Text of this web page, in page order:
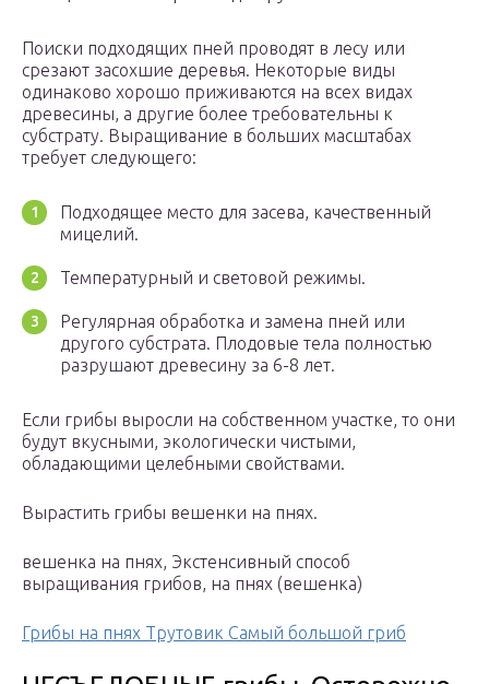
Поиски подходящих пней проводят в лесу или
срезают засохшие деревья. Некоторые виды
одинаково хорошо приживаются на всех видах
древесины, а другие более требовательны к
субстрату. Выращивание в больших масштабах
требует следующего:
Подходящее место для засева, качественный
мицелий.
Температурный и световой режимы.
Регулярная обработка и замена пней или
другого субстрата. Плодовые тела полностью
разрушают древесину за 6-8 лет.
Если грибы выросли на собственном участке, то они
будут вкусными, экологически чистыми,
обладающими целебными свойствами.
Вырастить грибы вешенки на пнях.
вешенка на пнях, Экстенсивный способ
выращивания грибов, на пнях (вешенка)
Грибы на пнях Трутовик Самый большой гриб